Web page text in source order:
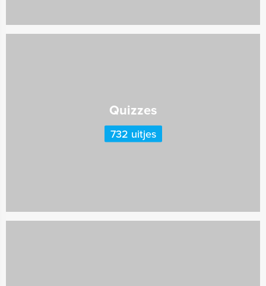
Quizzes
732 uitjes